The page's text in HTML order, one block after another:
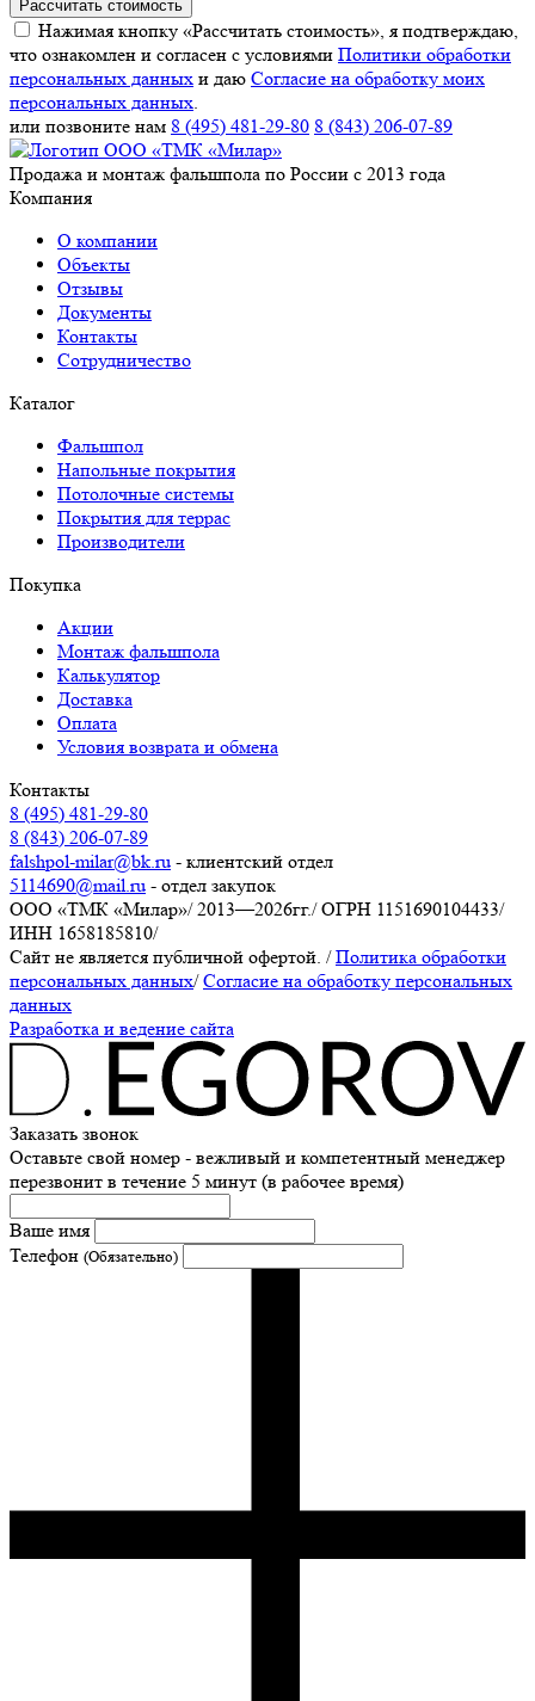
Рассчитать стоимость
Нажимая кнопку «Рассчитать стоимость», я подтверждаю,
что ознакомлен и согласен с условиями Политики обработки
персональных данных и даю Согласие на обработку моих
персональных данных.
или позвоните нам 8 (495) 481-29-80 8 (843) 206-07-89
Продажа и монтаж фальшпола по России с 2013 года
Компания
О компании
Объекты
Отзывы
Документы
Контакты
Сотрудничество
Каталог
Фальшпол
Напольные покрытия
Потолочные системы
Покрытия для террас
Производители
Покупка
Акции
Монтаж фальшпола
Калькулятор
Доставка
Оплата
Условия возврата и обмена
Контакты
8 (495) 481-29-80
8 (843) 206-07-89
falshpol-milar@bk.ru - клиентский отдел
5114690@mail.ru - отдел закупок
ООО «ТМК «Милар»/ 2013—2026гг./ОГРН 1151690104433/
ИНН 1658185810/
Сайт не является публичной офертой. / Политика обработки
персональных данных/ Согласие на обработку персональных
данных
Разработка и ведение сайта
Заказать звонок
Оставьте свой номер - вежливый и компетентный менеджер
перезвонит в течение 5 минут (в рабочее время)
Ваше имя
Телефон (Обязательно)